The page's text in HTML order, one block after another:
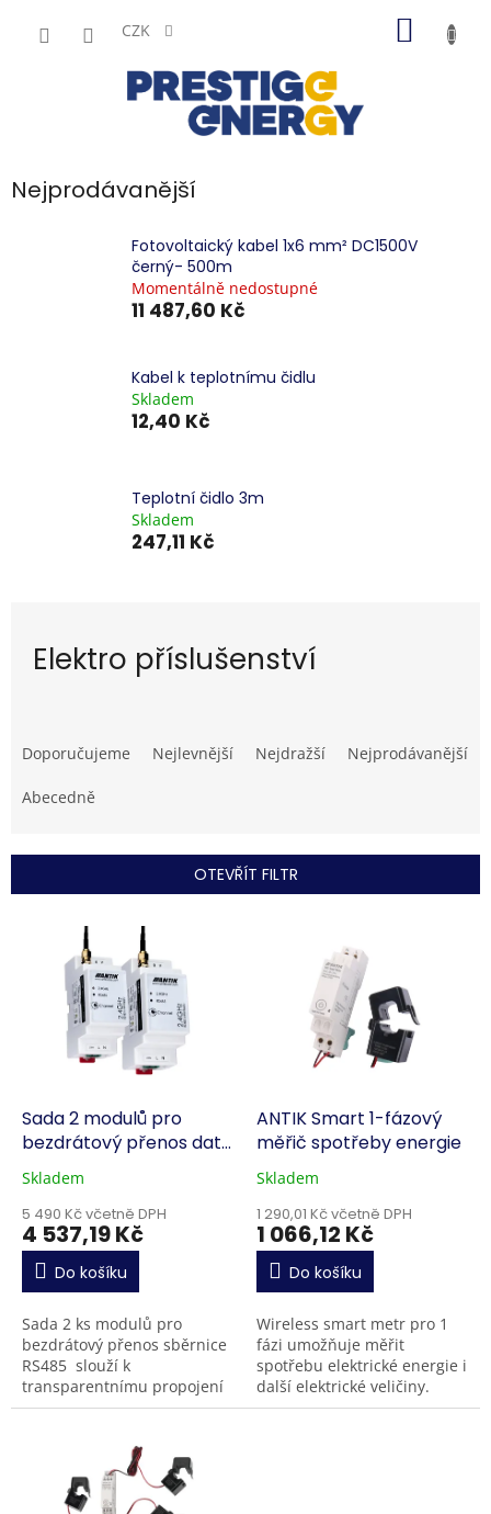
CZK
Nejprodávanější
Fotovoltaický kabel 1x6 mm² DC1500V
černý- 500m
Momentálně nedostupné
11 487,60 Kč
Kabel k teplotnímu čidlu
Skladem
12,40 Kč
Teplotní čidlo 3m
Skladem
247,11 Kč
Elektro příslušenství
a
e
í
r
Doporučujeme Nejlevnější Nejdražší Nejprodávanější
Abecedně
OTEVŘÍT FILTR
d
ů
Sada 2 modulů pro
bezdrátový přenos dat
po sběrnici RS485
Skladem
5 490 Kč včetně DPH
4 537,19 Kč
Do košíku
Sada 2 ks modulů pro
bezdrátový přenos sběrnice
RS485 slouží k
transparentnímu propojení
dvou bodů na sběrnici
navrženy v provedení...
ANTIK Smart 1-fázový
měřič spotřeby energie
Skladem
1 290,01 Kč včetně DPH
1 066,12 Kč
Do košíku
Wireless smart metr pro 1
fázi umožňuje měřit
spotřebu elektrické energie i
další elektrické veličiny.
Kromě toho je však schopno